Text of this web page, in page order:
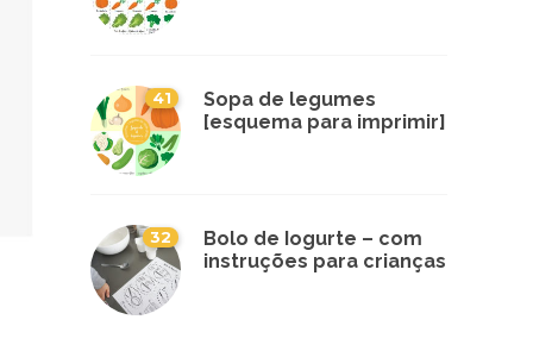
41
Sopa de legumes
[esquema para imprimir]
32
Bolo de Iogurte – com
instruções para crianças